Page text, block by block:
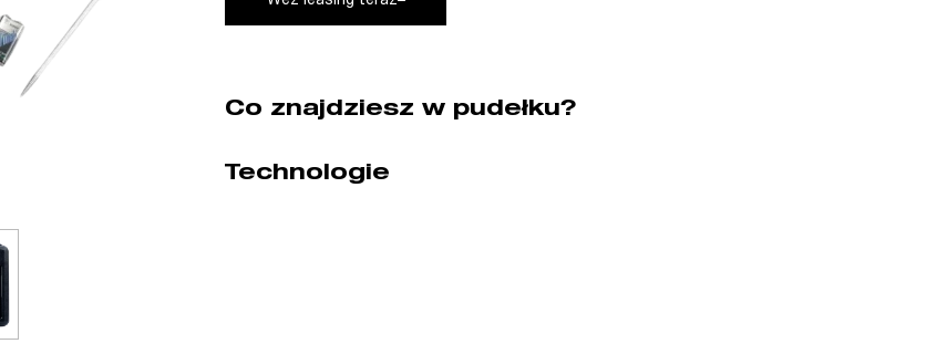
Co znajdziesz w pudełku?
Technologie